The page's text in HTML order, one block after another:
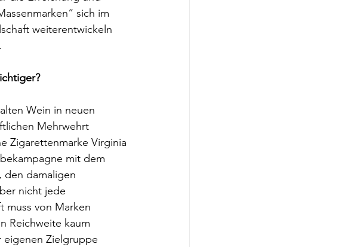
sich im
weiterentwickeln
Wein in neuen
Mehrwehrt
Zigarettenmarke Virginia
mit dem
den damaligen
nicht jede
muss von Marken
Reichweite kaum
eigenen Zielgruppe